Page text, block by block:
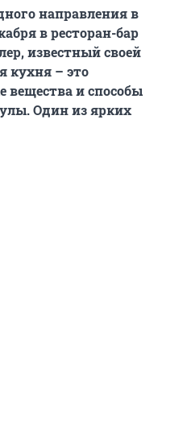
направления в
в ресторан-бар
известный своей
кухня – это
вещества и способы
Один из ярких